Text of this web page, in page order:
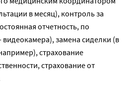
в месяц), контроль за
отчетность, по
замена сиделки (в
страхование
страхование от